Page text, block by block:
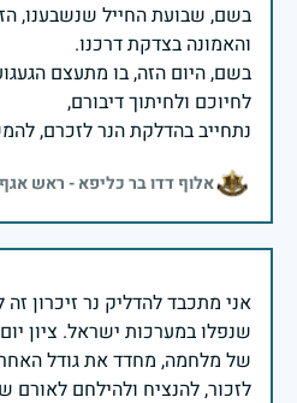
בשם, שבועת החייל שנשבענו,
בשם, היום הזה, בו מתעצם
נתחייב בהדלקת הנר לזכרם,
אלוף דדו בר כליפא - ראש
אני מתכבד להדליק נר זיכרון זה
שנפלו במערכות ישראל. ציון
של מלחמה, מחדד את גודל